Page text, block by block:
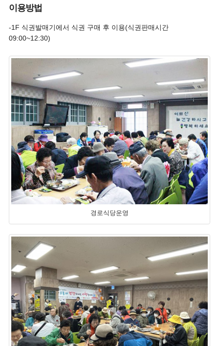
이용방법
-1F 식권발매기에서 식권 구매 후 이용(식권판매시간
09:00~12:30)
경로식당운영